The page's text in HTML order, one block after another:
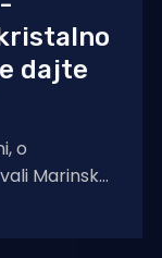
dajte
o
Marinske